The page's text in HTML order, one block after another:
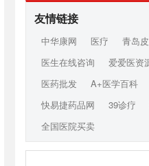
友情链接
中华康网 医疗 青岛
医生在线咨询
爱爱医资
医药批发
A+医学百科
快易捷药品网
39诊疗
全国医院买卖